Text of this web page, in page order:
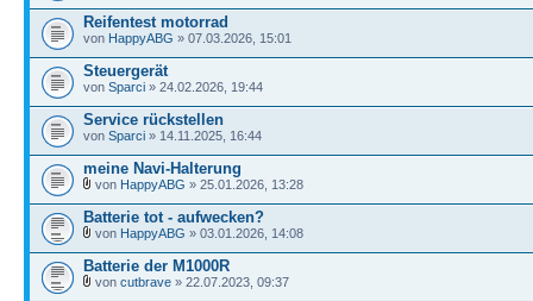
Reifentest motorrad
von HappyABG » 07.03.2026, 15:01
Steuergerät
von Sparci » 24.02.2026, 19:44
Service rückstellen
von Sparci » 14.11.2025, 16:44
meine Navi-Halterung
von HappyABG » 25.01.2026, 13:28
Batterie tot - aufwecken?
von HappyABG » 03.01.2026, 14:08
Batterie der M1000R
von cutbrave » 22.07.2023, 09:37